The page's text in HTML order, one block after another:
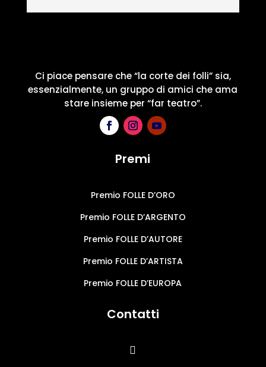
Ci piace pensare che “la corte dei folli” sia,
essenzialmente, un gruppo di amici che ama
stare insieme per “far teatro”.
Premi
Premio FOLLE D’ORO
Premio FOLLE D’ARGENTO
Premio FOLLE D’AUTORE
Premio FOLLE D’ARTISTA
Premio FOLLE D’EUROPA
Contatti
